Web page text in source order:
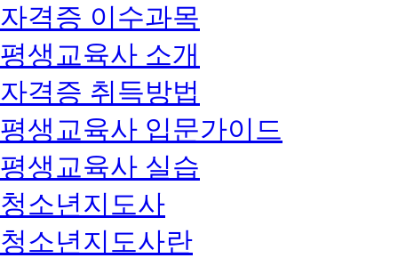
자격증 이수과목
평생교육사 소개
자격증 취득방법
평생교육사 입문가이드
평생교육사 실습
청소년지도사
청소년지도사란